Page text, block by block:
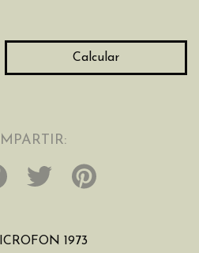
Calcular
1973